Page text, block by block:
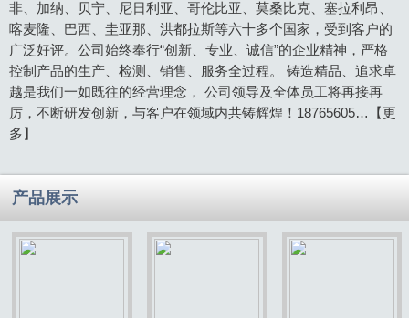
非、加纳、贝宁、尼日利亚、哥伦比亚、莫桑比克、塞拉利昂、
喀麦隆、巴西、圭亚那、洪都拉斯等六十多个国家，受到客户的
广泛好评。公司始终奉行“创新、专业、诚信”的企业精神，严格
控制产品的生产、检测、销售、服务全过程。 铸造精品、追求卓
越是我们一如既往的经营理念， 公司领导及全体员工将再接再
厉，不断研发创新，与客户在领域内共铸辉煌！18765605…
【更
多】
产品展示